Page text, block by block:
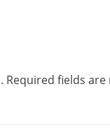
Required fields are